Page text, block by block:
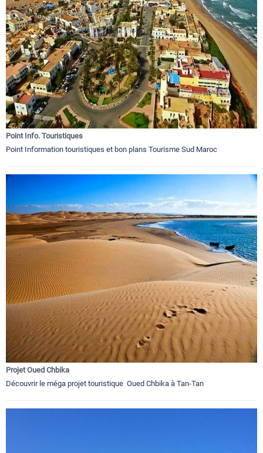
Point Info. Touristiques
Point Information touristiques et bon plans Tourisme Sud Maroc
Projet Oued Chbika
Découvrir le méga projet touristique Oued Chbika à Tan-Tan